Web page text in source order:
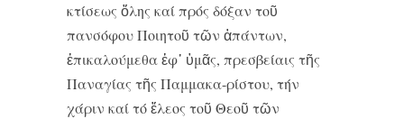
κτίσεως ὅλης καί πρός δόξαν τοῦ
πανσόφου Ποιητοῦ τῶν ἁπάντων,
ἐπικαλούμεθα ἐφ᾿ ὑμᾶς, πρεσβείαις τῆς
Παναγίας τῆς Παμμακα-ρίστου, τήν
χάριν καί τό ἔλεος τοῦ Θεοῦ τῶν